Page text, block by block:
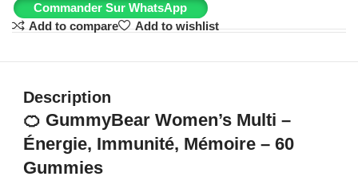
Commander Sur WhatsApp
Add to compare
Add to wishlist
Description
🍊 GummyBear Women’s Multi –
Énergie, Immunité, Mémoire – 60
Gummies